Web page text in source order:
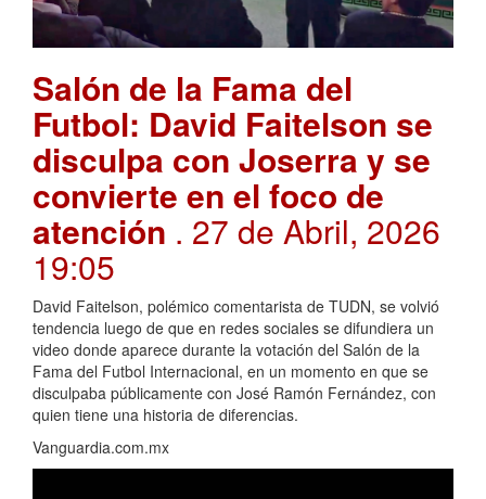
Salón de la Fama del
Futbol: David Faitelson se
disculpa con Joserra y se
convierte en el foco de
atención . 27 de Abril, 2026
19:05
David Faitelson, polémico comentarista de TUDN, se volvió
tendencia luego de que en redes sociales se difundiera un
video donde aparece durante la votación del Salón de la
Fama del Futbol Internacional, en un momento en que se
disculpaba públicamente con José Ramón Fernández, con
quien tiene una historia de diferencias.
Vanguardia.com.mx